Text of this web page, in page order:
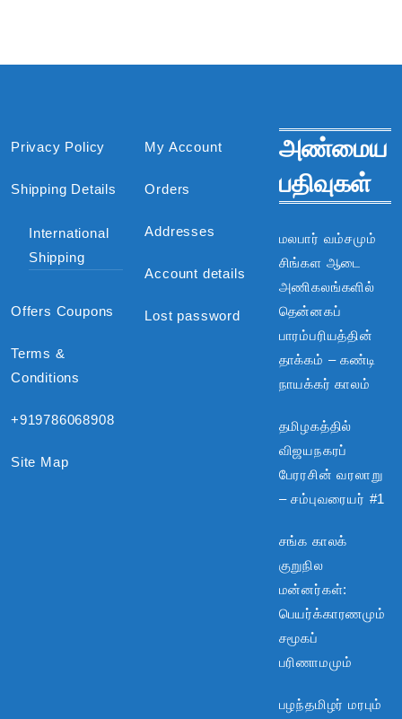
Privacy Policy
Shipping Details
International
Shipping
Offers Coupons
Terms &
Conditions
+919786068908
Site Map
My Account
Orders
Addresses
Account details
Lost password
அண்மைய
பதிவுகள்
மலபார் வம்சமும்
சிங்கள ஆடை
அணிகலங்களில்
தென்னகப்
பாரம்பரியத்தின்
தாக்கம் – கண்டி
நாயக்கர் காலம்
தமிழகத்தில்
விஜயநகரப்
பேரரசின் வரலாறு
– சம்புவரையர் #1
சங்க காலக்
குறுநில
மன்னர்கள்:
பெயர்க்காரணமும்
சமூகப்
பரிணாமமும்
பழந்தமிழர் மரபும்